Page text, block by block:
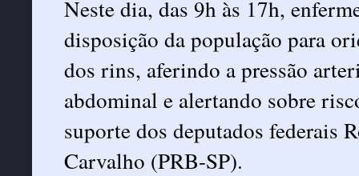
Neste dia, das 9h às 17h,
disposição da população para
dos rins, aferindo a pressão
abdominal e alertando sobre
suporte dos deputados federais
Carvalho (PRB-SP).